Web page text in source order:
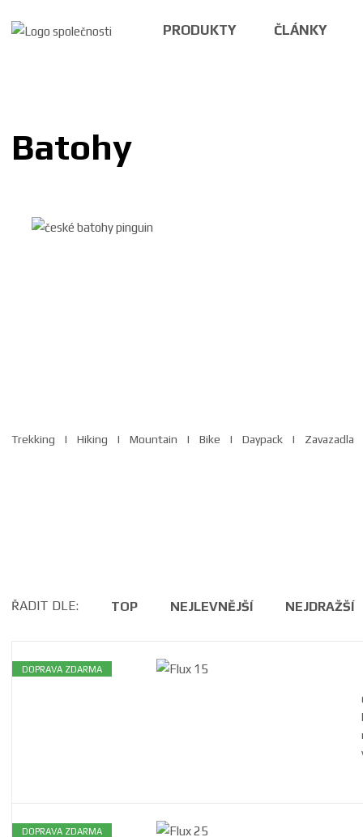
PRODUKTY ČLÁNKY
Batohy
Trekking Hiking Mountain Bike Daypack Zavazadla
ŘADIT DLE: TOP NEJLEVNĚJŠÍ NEJDRAŽŠÍ
DOPRAVA ZDARMA
DOPRAVA ZDARMA